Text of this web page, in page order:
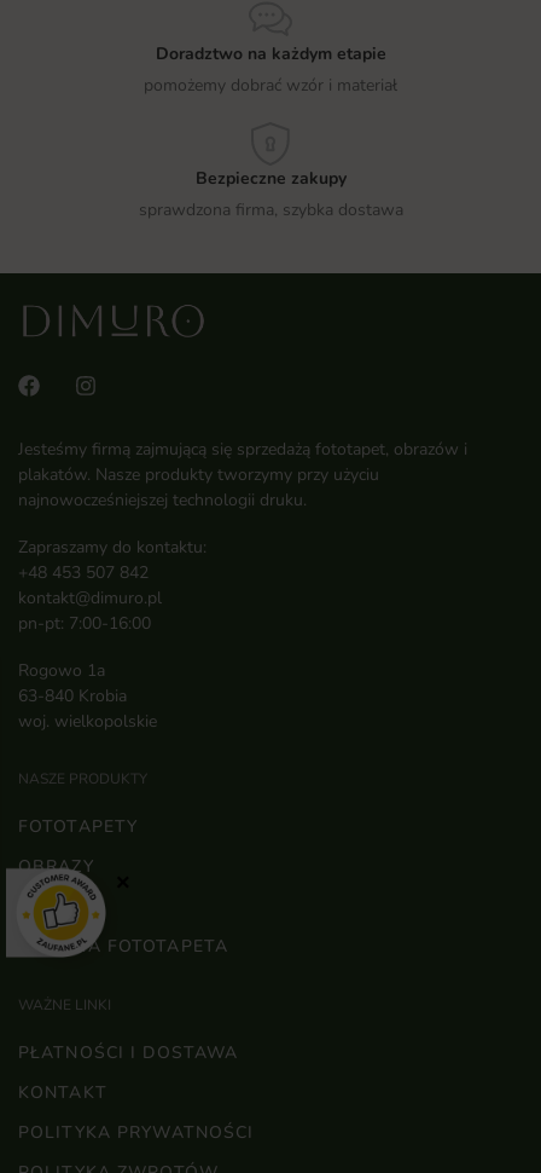
Doradztwo na każdym etapie
pomożemy dobrać wzór i materiał
Bezpieczne zakupy
sprawdzona firma, szybka dostawa
Jesteśmy firmą zajmującą się sprzedażą fototapet, obrazów i
plakatów. Nasze produkty tworzymy przy użyciu
najnowocześniejszej technologii druku.
Zapraszamy do kontaktu:
+48 453 507 842
kontakt@dimuro.pl
pn-pt: 7:00-16:00
Rogowo 1a
63-840 Krobia
woj. wielkopolskie
NASZE PRODUKTY
FOTOTAPETY
OBRAZY
PLAKATY
WŁASNA FOTOTAPETA
WAŻNE LINKI
PŁATNOŚCI I DOSTAWA
KONTAKT
POLITYKA PRYWATNOŚCI